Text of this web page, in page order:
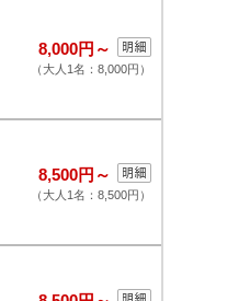
8,000円～
（大人1名：8,000円）
8,500円～
（大人1名：8,500円）